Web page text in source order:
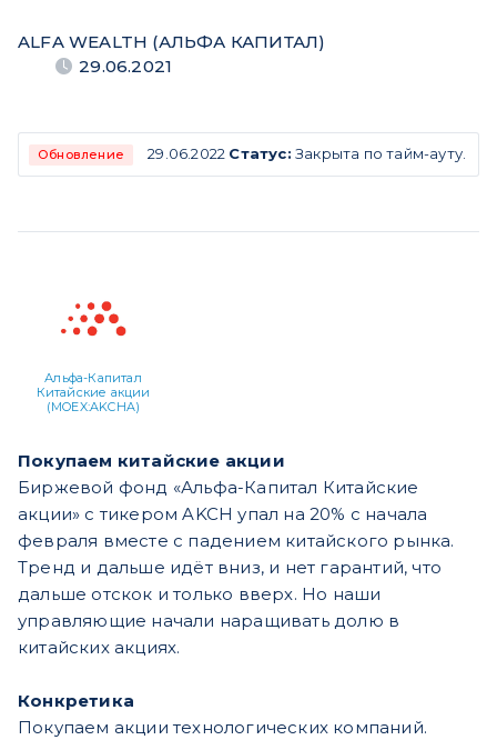
ALFA WEALTH (АЛЬФА КАПИТАЛ)
29.06.2021
Обновление 29.06.2022 Статус: Закрыта по тайм-ауту.
Альфа-Капитал
Китайские акции
(MOEX:AKCHA)
Покупаем китайские акции
Биржевой фонд «Альфа-Капитал Китайские
акции» с тикером AKCH упал на 20% с начала
февраля вместе с падением китайского рынка.
Тренд и дальше идёт вниз, и нет гарантий, что
дальше отскок и только вверх. Но наши
управляющие начали наращивать долю в
китайских акциях.
Конкретика
Покупаем акции технологических компаний.